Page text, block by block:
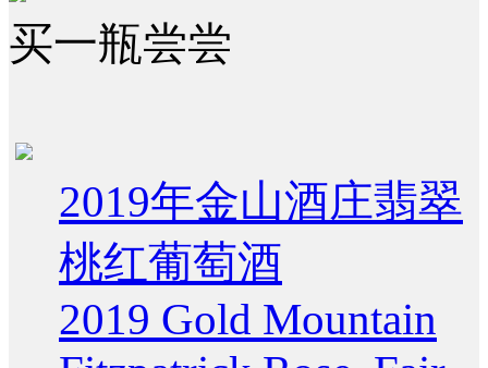
买一瓶尝尝
2019年金山酒庄翡翠
桃红葡萄酒
2019 Gold Mountain